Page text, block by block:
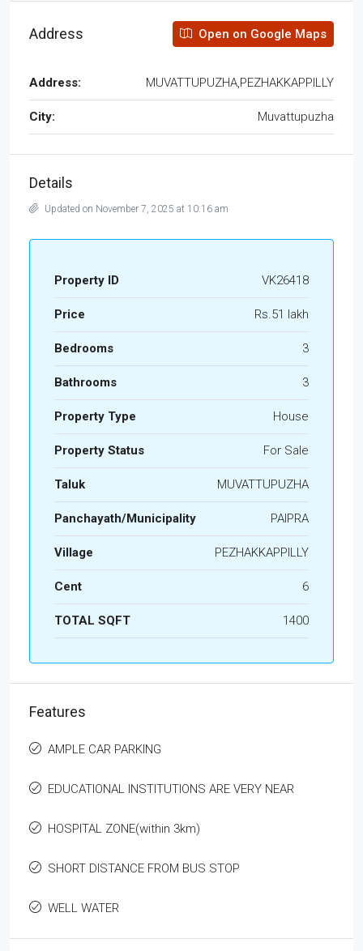
Address Open on Google Maps
Address: MUVATTUPUZHA,PEZHAKKAPPILLY
City: Muvattupuzha
Details
Updated on November 7, 2025 at 10:16 am
Property ID VK26418
Price Rs.51 lakh
Bedrooms 3
Bathrooms 3
Property Type House
Property Status For Sale
Taluk MUVATTUPUZHA
Panchayath/Municipality PAIPRA
Village PEZHAKKAPPILLY
Cent 6
TOTAL SQFT 1400
Features
AMPLE CAR PARKING
EDUCATIONAL INSTITUTIONS ARE VERY NEAR
HOSPITAL ZONE(within 3km)
SHORT DISTANCE FROM BUS STOP
WELL WATER